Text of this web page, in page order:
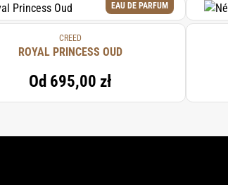
EAU DE PARFUM
CREED
ROYAL PRINCESS OUD
Od 695,00 zł